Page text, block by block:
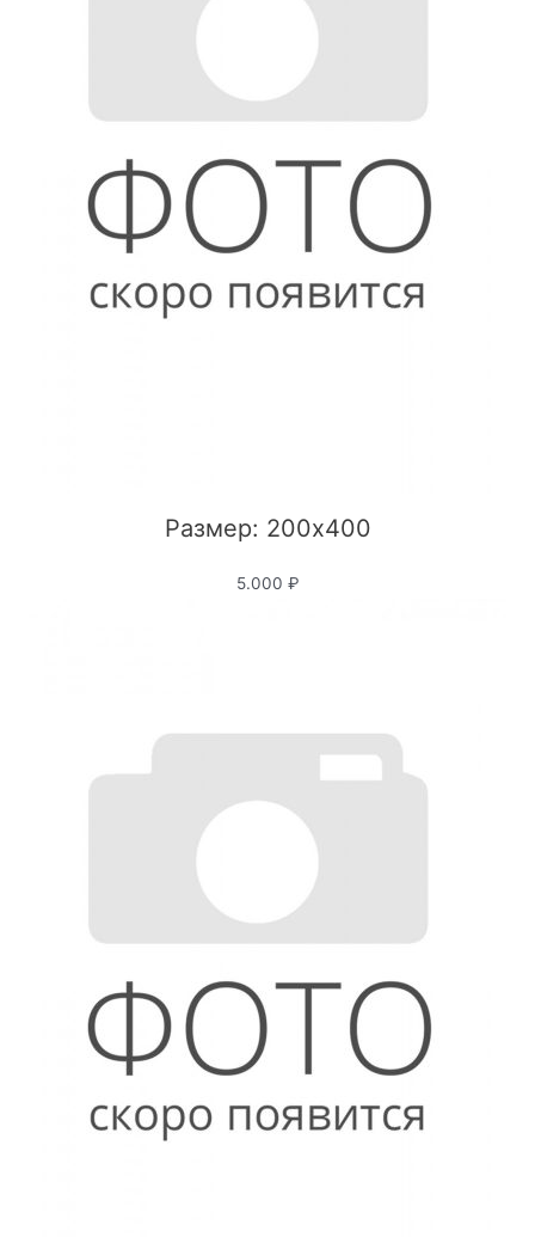
Размер: 200x400
5.000 ₽